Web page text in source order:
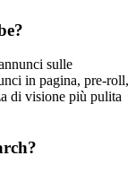
sulle
in pagina, pre-roll,
di visione più pulita